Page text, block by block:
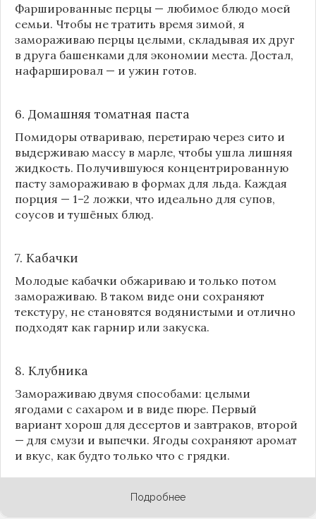
Фаршированные перцы — любимое блюдо моей
семьи. Чтобы не тратить время зимой, я
замораживаю перцы целыми, складывая их друг
в друга башенками для экономии места. Достал,
нафаршировал — и ужин готов.
6. Домашняя томатная паста
Помидоры отвариваю, перетираю через сито и
выдерживаю массу в марле, чтобы ушла лишняя
жидкость. Получившуюся концентрированную
пасту замораживаю в формах для льда. Каждая
порция — 1–2 ложки, что идеально для супов,
соусов и тушёных блюд.
7. Кабачки
Молодые кабачки обжариваю и только потом
замораживаю. В таком виде они сохраняют
текстуру, не становятся водянистыми и отлично
подходят как гарнир или закуска.
8. Клубника
Замораживаю двумя способами: целыми
ягодами с сахаром и в виде пюре. Первый
вариант хорош для десертов и завтраков, второй
— для смузи и выпечки. Ягоды сохраняют аромат
и вкус, как будто только что с грядки.
Подробнее